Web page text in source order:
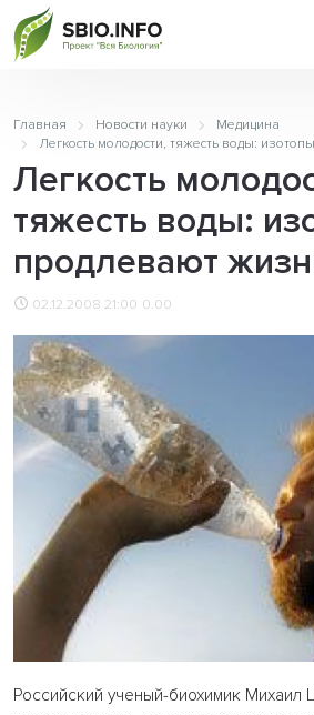
Главная Новости науки
Медицина
Легкость молодости, тяжесть воды:
Легкость
тяжесть воды:
продлевают
02.12.2008 21:00 0.00
Российский ученый-биохимик Михаил